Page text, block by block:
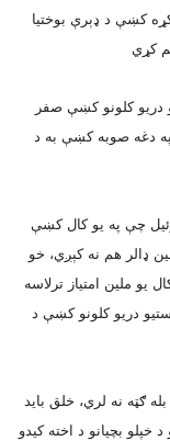
کښې د ډېرې بوختيا
دريو کلونو کښې صفر
په دغه صوبه کښې به د
چې په يو کال کښې
ډالر هم نه کېږي، خو
ملين امتياز ترلاسه
دريو کلونو کښې د
ګټه نه لري، خلق بايد
بچيانو د اخته کيدو